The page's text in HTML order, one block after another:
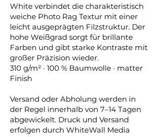
White verbindet die charakteristisch
weiche Photo Rag Textur mit einer
leicht ausgeprägten Filzstruktur. Der
hohe Weißgrad sorgt für brillante
Farben und gibt starke Kontraste mit
großer Präzision wieder.
310 g/m² · 100 % Baumwolle · matter
Finish
Versand oder Abholung werden in
der Regel innerhalb von 7–14 Tagen
abgewickelt. Druck und Versand
erfolgen durch WhiteWall Media